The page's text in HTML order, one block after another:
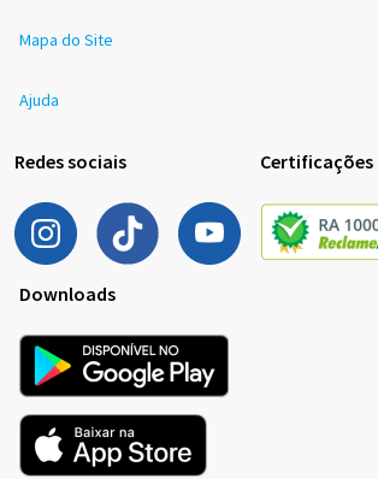
Mapa do Site
Ajuda
Redes sociais Certificações
Downloads